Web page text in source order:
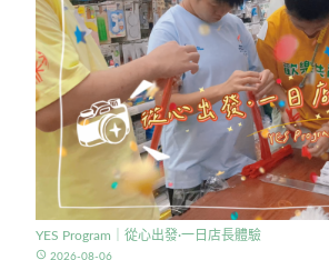
YES Program｜從心出發·一日店長體驗
access_time 2026-08-06